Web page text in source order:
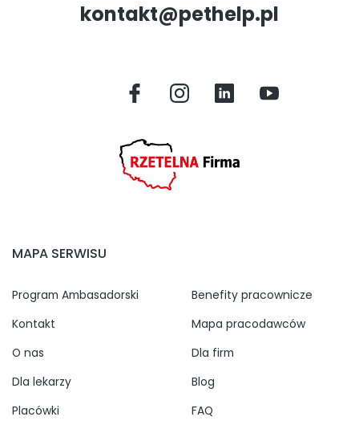
kontakt@pethelp.pl
MAPA SERWISU
Program Ambasadorski
Kontakt
O nas
Dla lekarzy
Placówki
Benefity pracownicze
Mapa pracodawców
Dla firm
Blog
FAQ